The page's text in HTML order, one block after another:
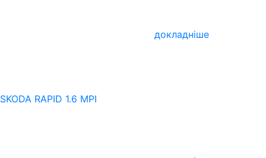
докладніше
SKODA RAPID 1.6 MPI